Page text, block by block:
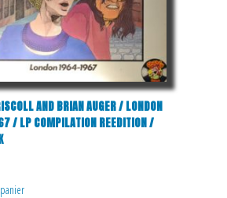
AND BRIAN AUGER / LONDON
/ LP COMPILATION REEDITION /